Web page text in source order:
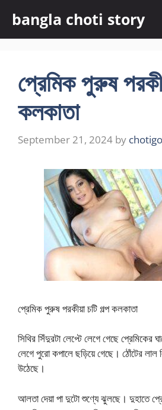
content
bangla choti story
প্রেমিক পুরুষ
কলকাতা
September 21, 2024 by
প্রেমিক পুরুষ পরকীয়া চটি গল্প কলকাতা
সিথির সিঁদুরটা লেপ্টে লেগে গেছে প্রেমিকের
লেগে পুরো কপালে ছড়িয়ে গেছে। ঠোঁটের লাল
উঠেছে।
আলতা দেয়া পা দুটো শুণ্যে ঝুলছে। দুহাতে